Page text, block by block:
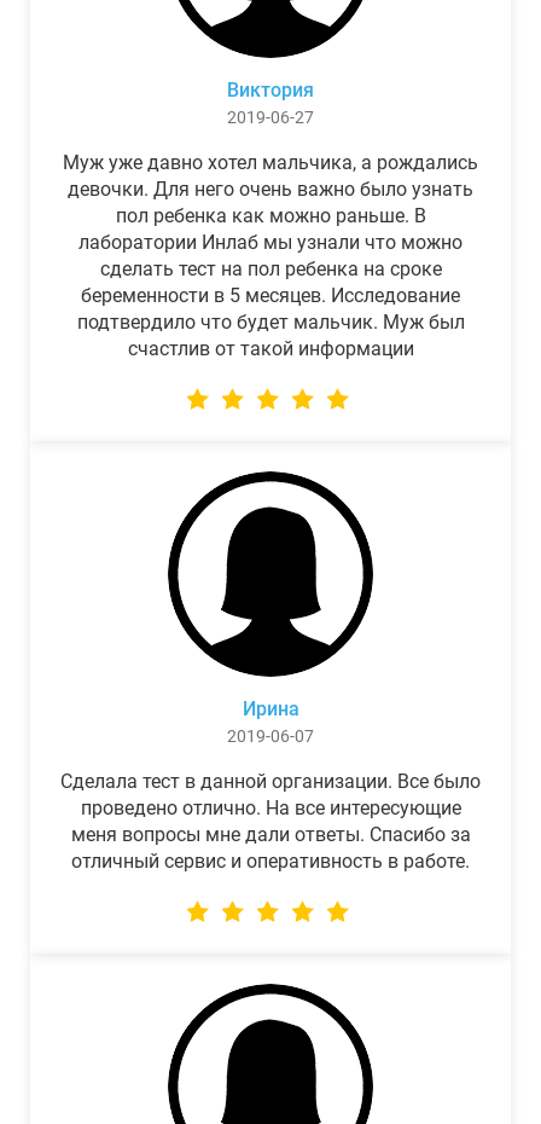
Виктория
2019-06-27
Муж уже давно хотел мальчика, а рождались
девочки. Для него очень важно было узнать
пол ребенка как можно раньше. В
лаборатории Инлаб мы узнали что можно
сделать тест на пол ребенка на сроке
беременности в 5 месяцев. Исследование
подтвердило что будет мальчик. Муж был
счастлив от такой информации
Ирина
2019-06-07
Сделала тест в данной организации. Все было
проведено отлично. На все интересующие
меня вопросы мне дали ответы. Спасибо за
отличный сервис и оперативность в работе.